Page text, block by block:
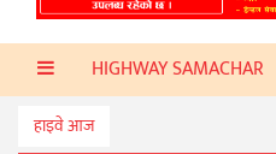
प्रदेश
प्रविधि
स्वास्थ्य
HIGHWAY SAMACHAR
हाइवे आज